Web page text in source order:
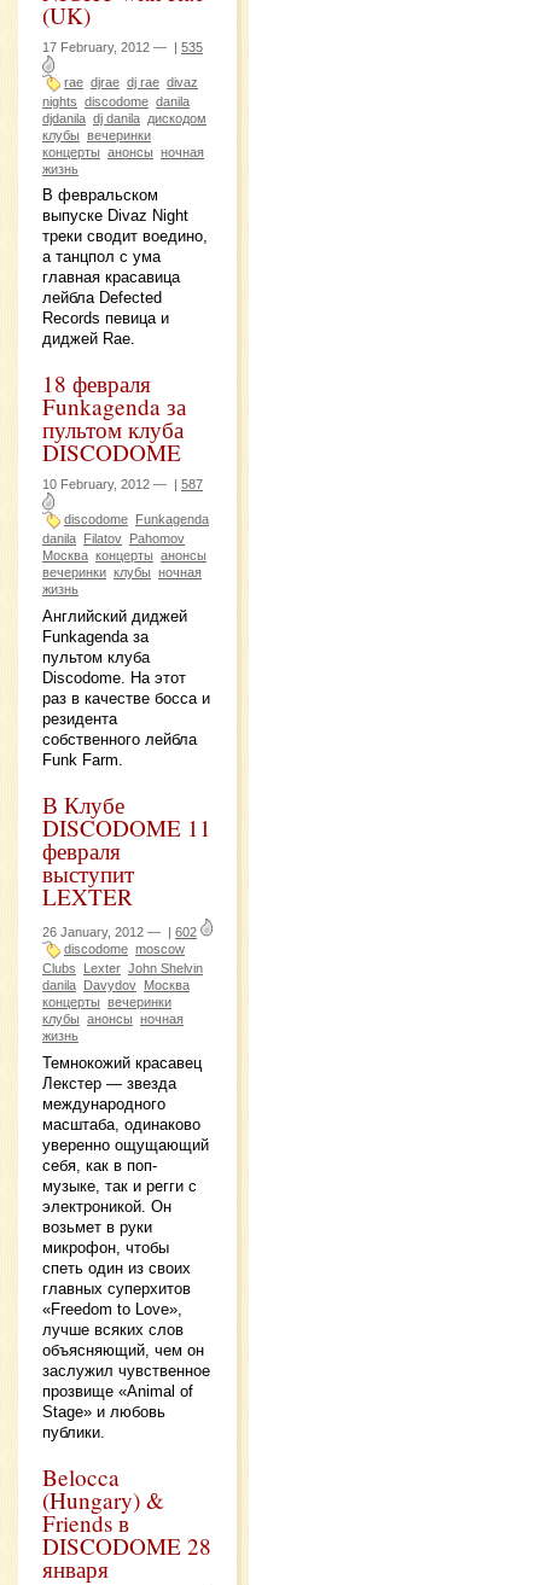
(UK)
17 February, 2012 — | 535
rae djrae dj rae divaz
nights discodome danila
djdanila dj danila дискодом
клубы вечеринки
концерты анонсы ночная
жизнь
В февральском
выпуске Divaz Night
треки сводит воедино,
а танцпол с ума
главная красавица
лейбла Defected
Records певица и
диджей Rae.
18 февраля
Funkagenda за
пультом клуба
DISCODOME
10 February, 2012 — | 587
discodome Funkagenda
danila Filatov Pahomov
Москва концерты анонсы
вечеринки клубы ночная
жизнь
Английский диджей
Funkagenda за
пультом клуба
Discodome. На этот
раз в качестве босса и
резидента
собственного лейбла
Funk Farm.
В Клубе
DISCODOME 11
февраля
выступит
LEXTER
26 January, 2012 —
602
discodome moscow
Clubs
Lexter John Shelvin
danila
Davydov Москва
концерты вечеринки
клубы анонсы ночная
жизнь
Темнокожий красавец
Лекстер — звезда
международного
масштаба, одинаково
уверенно ощущающий
себя, как в поп-
музыке, так и регги с
электроникой. Он
возьмет в руки
микрофон, чтобы
спеть один из своих
главных суперхитов
«Freedom to Love»,
лучше всяких слов
объясняющий, чем он
заслужил чувственное
прозвище «Аnimal of
Stage» и любовь
публики.
Belocca
(Hungary) &
Friends в
DISCODOME 28
января